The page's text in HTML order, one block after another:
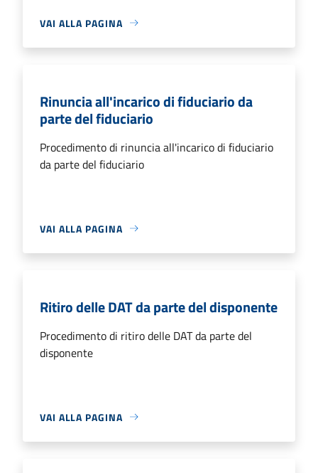
VAI ALLA PAGINA
Rinuncia all'incarico di fiduciario da
parte del fiduciario
Procedimento di rinuncia all'incarico di fiduciario
da parte del fiduciario
VAI ALLA PAGINA
Ritiro delle DAT da parte del disponente
Procedimento di ritiro delle DAT da parte del
disponente
VAI ALLA PAGINA